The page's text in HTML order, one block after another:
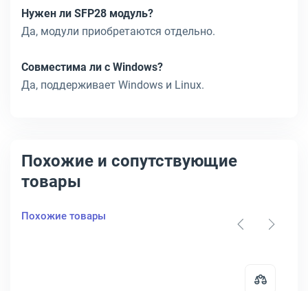
Нужен ли SFP28 модуль?
Да, модули приобретаются отдельно.
Совместима ли с Windows?
Да, поддерживает Windows и Linux.
Похожие и сопутствующие
товары
Похожие товары